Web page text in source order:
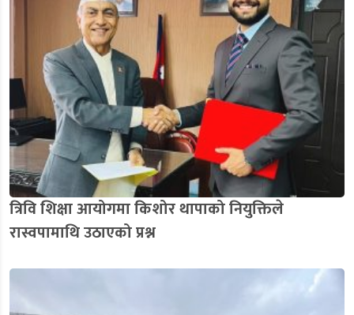
त्रिवि शिक्षा आयोगमा किशोर थापाको नियुक्तिले
रास्वपामाथि उठाएको प्रश्न